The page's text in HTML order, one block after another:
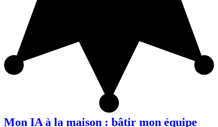
Mon IA à la maison : bâtir mon équipe